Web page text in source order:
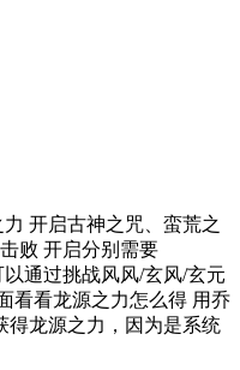
开启古神之咒、蛮荒之
败 开启分别需要
通过挑战风风/玄风/玄元
看看龙源之力怎么得 用乔
得龙源之力，因为是系统